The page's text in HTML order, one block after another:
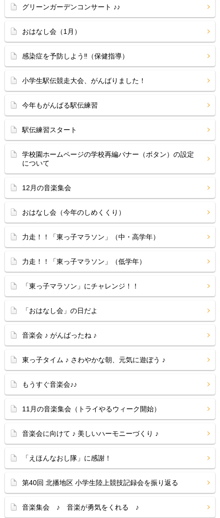
グリーンガーデンコンサート ♪♪
おはなし会（1月）
感染症を予防しよう‼（保健指導）
小学生駅伝競走大会、がんばりました！
今年もがんばる駅伝練習
駅伝練習スタート
学校園ホームページの学校再編バナー（ボタン）の設定
について
12月の音楽集会
おはなし会（今年のしめくくり）
力走！！「東っ子マラソン」（中・高学年）
力走！！「東っ子マラソン」（低学年）
「東っ子マラソン」にチャレンジ！！
「おはなし会」の日だよ
音楽会 ♪ がんばったね ♪
東っ子タイム ♪ さわやかな朝、元気に遊ぼう ♪
もうすぐ音楽会♪♪
11月の音楽集会（トライやるウィーク開始）
音楽会に向けて ♪ 美しいハーモニーづくり ♪
「えほんなおし隊」に感謝！
第40回 北播地区 小学生陸上競技記録会を振り返る
音楽集会 ♪ 音楽が勇気をくれる ♪